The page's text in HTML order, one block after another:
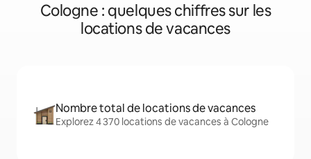
Cologne : quelques chiffres sur les
locations de vacances
Nombre total de locations de vacances
Explorez 4 370 locations de vacances à Cologne